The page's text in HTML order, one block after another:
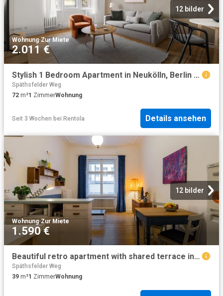
12 bilder
Wohnung·Zur Miete
2.011 €
Stylish 1 Bedroom Apartment in Neukölln, Berlin Amsterdam Apartments for Rent
Späthsfelder Weg
72 m²1 ZimmerWohnung
Seit 3 Wochen bei Rentola Details ansehen
12 bilder
Wohnung·Zur Miete
1.590 €
Beautiful retro apartment with shared terrace in the heart of Neukölln, Berlin Amsterdam Apartments for Rent
Späthsfelder Weg
39 m²1 ZimmerWohnung